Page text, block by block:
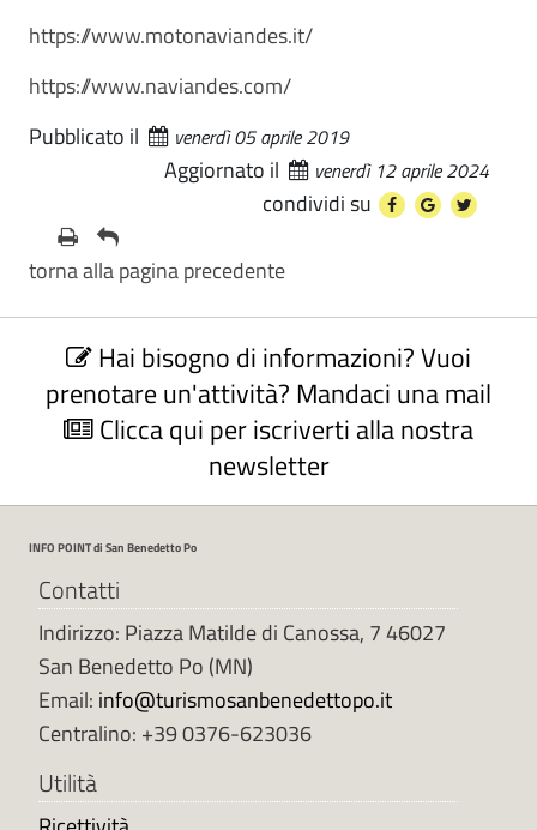
https://www.motonaviandes.it/
https://www.naviandes.com/
Pubblicato il
venerdì 05 aprile 2019
Aggiornato il venerdì 12 aprile 2024
condividi su
torna alla pagina precedente
C
t
Hai bisogno di informazioni? Vuoi
prenotare un'attività? Mandaci una mail
Clicca qui per iscriverti alla nostra
newsletter
INFO POINT di San Benedetto Po
Contatti
Indirizzo: Piazza Matilde di Canossa, 7 46027
San Benedetto Po (MN)
Email: info@turismosanbenedettopo.it
Centralino: +39 0376-623036
Utilità